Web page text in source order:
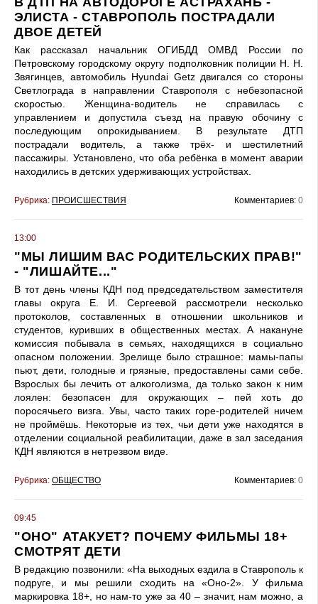
ЭЛИСТА - СТАВРОПОЛЬ ПОСТРАДАЛИ
ДВОЕ ДЕТЕЙ
Как рассказал начальник ОГИБДД ОМВД России по
Петровскому городскому округу подполковник полиции Н. Н.
Звягинцев, автомобиль Hyundai Getz двигался со стороны
Светлограда в направлении Ставрополя с небезопасной
скоростью. Женщина-водитель не справилась с
управлением и допустила съезд на правую обочину с
последующим опрокидыванием. В результате ДТП
пострадали водитель, а также трёх- и шестилетний
пассажиры. Установлено, что оба ребёнка в момент аварии
находились в детских удерживающих устройствах.
Рубрика: ПРОИСШЕСТВИЯ Комментариев: 0
13:00
"МЫ ЛИШИМ ВАС РОДИТЕЛЬСКИХ ПРАВ!"
- "ЛИШАЙТЕ..."
В тот день члены КДН под председательством заместителя
главы округа Е. И. Сергеевой рассмотрели несколько
протоколов, составленных в отношении школьников и
студентов, куривших в общественных местах. А накануне
комиссия побывала в семьях, находящихся в социально
опасном положении. Зрелище было страшное: мамы-папы
пьют, дети, голодные и грязные, предоставлены сами себе.
Взрослых бы лечить от алкоголизма, да только закон к ним
лоялен: безопасен для окружающих – пей хоть до
поросячьего визга. Увы, часто таких горе-родителей ничем
не проймёшь. Некоторые из тех, чьи дети уже находятся в
отделении социальной реабилитации, даже в зал заседания
КДН являются в нетрезвом виде.
Рубрика: ОБЩЕСТВО Комментариев: 0
09:45
"ОНО" АТАКУЕТ? ПОЧЕМУ ФИЛЬМЫ 18+
СМОТРЯТ ДЕТИ
В редакцию позвонили: «На выходных ездила в Ставрополь к
подруге, и мы решили сходить на «Оно-2». У фильма
маркировка 18+, но нам-то уже за 40 – значит, нам можно, а